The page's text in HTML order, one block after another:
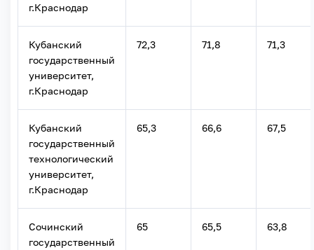
г.Краснодар
Кубанский
государственный
университет,
г.Краснодар
72,3 71,8 71,3
Кубанский
государственный
технологический
университет,
г.Краснодар
65,3 66,6 67,5
Сочинский
государственный
65 65,5 63,8